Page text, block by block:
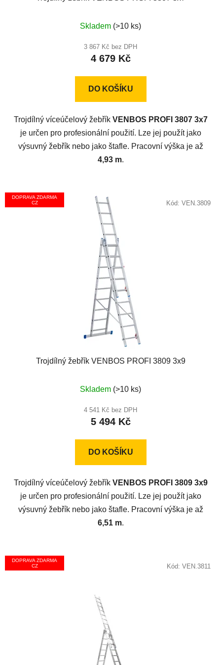
hodnocení
produktu
je
z
Skladem (>10 ks)
3 867 Kč bez DPH
4 679 Kč
DO KOŠÍKU
Trojdílný víceúčelový žebřík VENBOS PROFI 3807 3x7
je určen pro profesionální použití. Lze jej použít jako
výsuvný žebřík nebo jako štafle. Pracovní výška je až
4,93 m.
DOPRAVA ZDARMA
CZ
Trojdílný žebřík VENBOS PROFI 3809 3x9
hodnocení
produktu
je
z
Skladem (>10 ks)
4 541 Kč bez DPH
5 494 Kč
DO KOŠÍKU
Trojdílný víceúčelový žebřík VENBOS PROFI 3809 3x9
je určen pro profesionální použití. Lze jej použít jako
výsuvný žebřík nebo jako štafle. Pracovní výška je až
6,51 m.
Kód: VEN.3809
DOPRAVA ZDARMA
CZ
Kód: VEN.3811